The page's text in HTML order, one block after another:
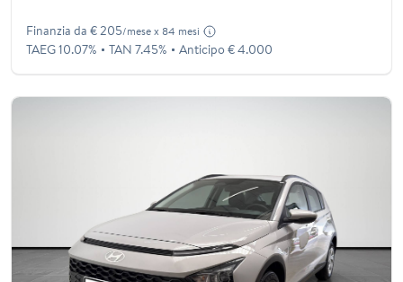
Finanzia da € 205/mese x 84 mesi
TAEG 10.07% TAN 7.45% Anticipo € 4.000